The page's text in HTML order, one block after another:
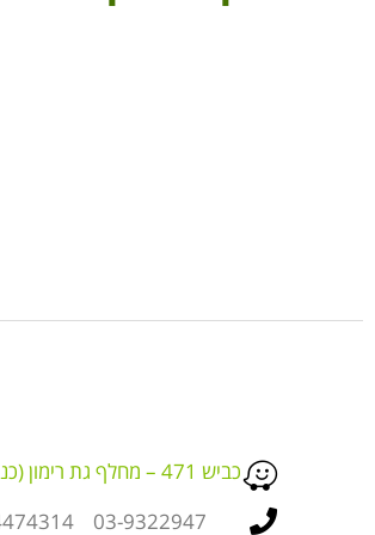
כביש 471 – מחלף גת רימון (כניסה לכפר מעש
03-9322947 053-4474314